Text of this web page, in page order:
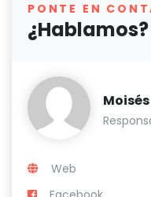
PONTE EN
¿Hablamos?
Moisés
Web